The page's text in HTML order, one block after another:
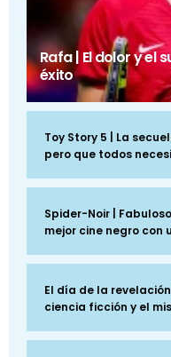
Rafa | El dolor y el
éxito
Toy Story 5 | La
pero que todos
Spider-Noir |
mejor cine negro
El día de la
ciencia ficción y el